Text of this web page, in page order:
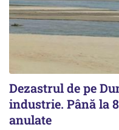
Dezastrul de pe
industrie. Până la
anulate